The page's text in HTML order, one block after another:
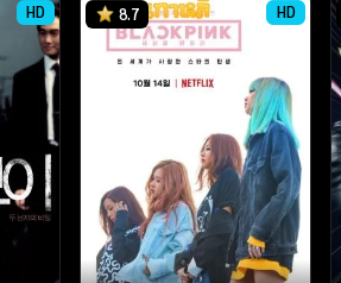
HD 8.7 HD